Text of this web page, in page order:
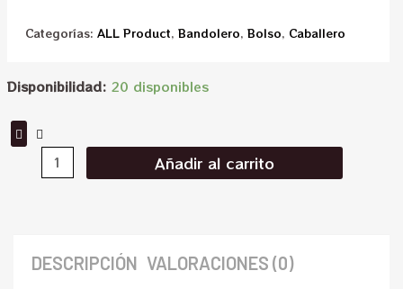
Categorías: ALL Product, Bandolero, Bolso, Caballero
Disponibilidad: 20 disponibles
Añadir al carrito
DESCRIPCIÓN VALORACIONES (0)